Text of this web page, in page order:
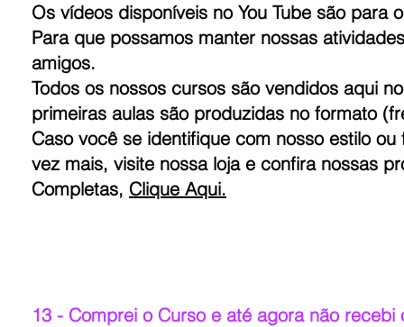
Os vídeos disponíveis no You Tube são
Para que possamos manter nossas
amigos.
Todos os nossos cursos são vendidos aqui
primeiras aulas são produzidas no formato
Caso você se identifique com nosso estilo
vez mais, visite nossa loja e confira nossas
Completas, Clique Aqui.
13 - Comprei o Curso e até agora não recebi